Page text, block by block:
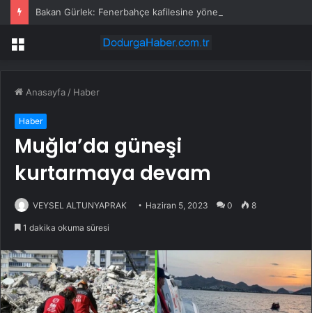
Menü
Anasayfa / Haber
Haber
Muğla’da güneşi
kurtarmaya devam
VEYSEL ALTUNYAPRAK Haziran 5, 2023 0 8
1 dakika okuma süresi